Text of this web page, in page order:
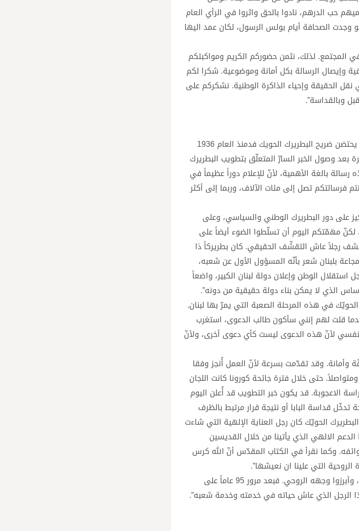
حب الدرهم، نادوا بالحق واثروا في الرأي العام
وجدت الصحافة أيام بولس الرسول، لكان عمد اليها
المجتمع. لذلك، نثمن حضوركم الكريم ومواكبتكم
وإيصال الرسالة بكل أمانة وموضوعية. شكرا لكم
نقل الحقيقة وإحياء الذاكرة الوطنية. نشكركم على
وبالقداسة”.
ثم كانت كلمة للمطران علوان قال فيها: “نلتقي اليوم في هذا المكان المقدس الذي يحتضن ضريح البطريرك الحويك فدمنذ العام 1936
وصول الخبر السارّ المتعلّق بتطويب البطريرك
بالغة الأهمية، لأنّ للإعلام دوراً عظيماً في
فرسالتكم تصل إلى مئات الآلاف، وربما إلى أكثر
على دور البطريرك الوطني والسياسي، وعلى
لكنّ مهمّتكم اليوم أن تسلّطوا الضوء أيضاً على
رجلاً عاش التقشّف الحقيقي. كان بطريركاً ذا
بلبنان شعر بأنّه المسؤول الأول عن شعبه،
الوطن وإعلان دولة لبنان الكبير، واضعاً
الذي لا يمكن بناء دولة حقيقية من دونه”.
في هذه المرحلة الصعبة التي يمرّ بها لبنان.
قلت لهم إنني سأكون طالب الدعوى، استغرب
بنفسي لأنّ هذه الدعوى ليست كأي دعوى أخرى، ولأنّ
وأمانة. وقد تقدّمت بسرعة لأنّ العمل أُنجز وفقا
حتى خلال فترة جائحة كورونا كانت اللجان
الاعجوبة. قد يكون خبر التطويب قد أُعلن اليوم
قداسة البابا أو نتيجة قرار مرتبط بالظرف
الحويّك كان رجل العناية الإلهية التي شاءت
الالهي الذي يأتينا من خلال القديسين
وكما نقرأ في الكتاب المقدّس أنّ الله كرس
التي علينا ان نعيشها”.
ووجه دعوة للاعلاميين “للعودة إلى كتب البطريرك الحويّك وكتاباته وتأمّلاته وتعاليمه، وأبرزوا وجهه الروحي. فبعد مرور 95 عاماً على
الرجل الذي عاش حياته في خدمته وخدمة شعبه”.